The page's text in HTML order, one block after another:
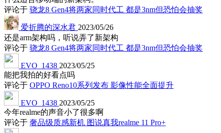
评论于 骁龙8 Gen4将两家同时代工 都是3nm但恐怕会抽奖
爱折腾的深水君 2023/05/26
还是arm架构吗，听说弄了新架构
评论于 骁龙8 Gen4将两家同时代工 都是3nm但恐怕会抽奖
EVO_1438 2023/05/25
能把我拍的好看点吗
评论于 OPPO Reno10系列发布 影像性能全面提升
EVO_1438 2023/05/25
今年realme的声音小了很多啊
评论于 奢品级质感新机 图说真我realme 11 Pro+